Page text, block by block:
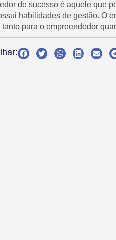
de sucesso é aquele que
habilidades de gestão. O
tanto para o empreendedor